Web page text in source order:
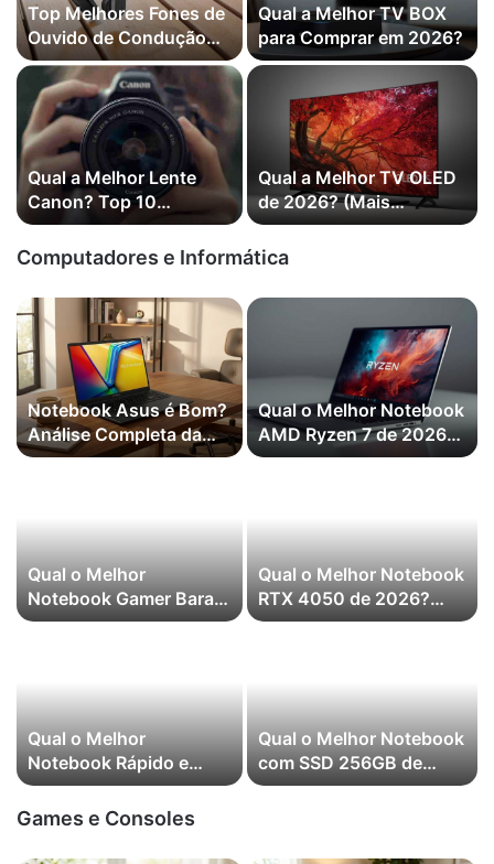
Top Melhores Fones de
Ouvido de Condução
Óssea em 2026
(Earcuffs, Awei e mais)
Qual a Melhor TV BOX
para Comprar em 2026?
Qual a Melhor Lente
Canon? Top 10
Melhores em 2026
Qual a Melhor TV OLED
de 2026? (Mais
Vendidas) LG, Samsung
e mais
Computadores e Informática
Notebook Asus é Bom?
Análise Completa da
Marca em 2026
Qual o Melhor Notebook
AMD Ryzen 7 de 2026?
(Mais Vendidos)
Qual o Melhor
Notebook Gamer Barato
de 2026? (Mais
Qual o Melhor Notebook
RTX 4050 de 2026?
(Mais Vendidos)
Qual o Melhor
Notebook Rápido e
Potente de 2026? (Mais
Vendidos)
Qual o Melhor Notebook
com SSD 256GB de
2026? (Mais Vendidos)
Games e Consoles